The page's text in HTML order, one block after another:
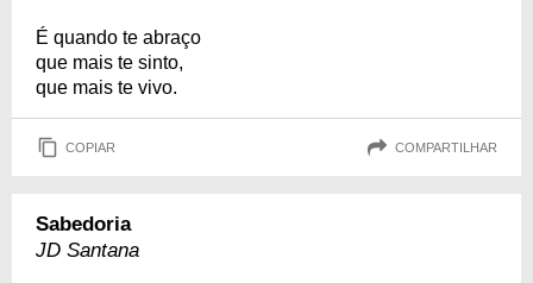
É quando te abraço
que mais te sinto,
que mais te vivo.
COPIAR COMPARTILHAR
Sabedoria
JD Santana